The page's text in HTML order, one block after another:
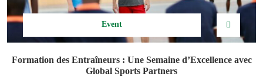
Event
Formation des Entraîneurs : Une Semaine d’Excellence avec
Global Sports Partners